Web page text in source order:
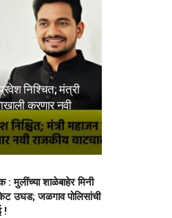
निश्चित; मंत्री
करणार नवी
शाळेबाहेर मिनी
उघड; जळगाव पोलिसांची
!